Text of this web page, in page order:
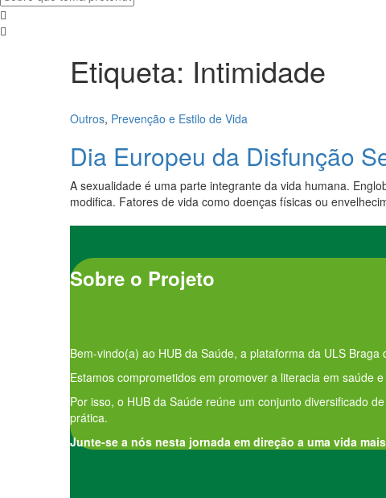
Etiqueta: Intimidade
Outros, Prevenção e Estilo de Vida
Dia Europeu da Disfunção
A sexualidade é uma parte integrante da vida humana.
modifica. Fatores de vida como doenças físicas ou
Sobre o Projeto
Bem-vindo(a) ao HUB da Saúde, a plataforma da ULS Braga
Estamos comprometidos em promover a literacia em saúde
Por isso, o HUB da Saúde reúne um conjunto diversificado
prática.
Junte-se a nós nesta jornada em direção a uma vida